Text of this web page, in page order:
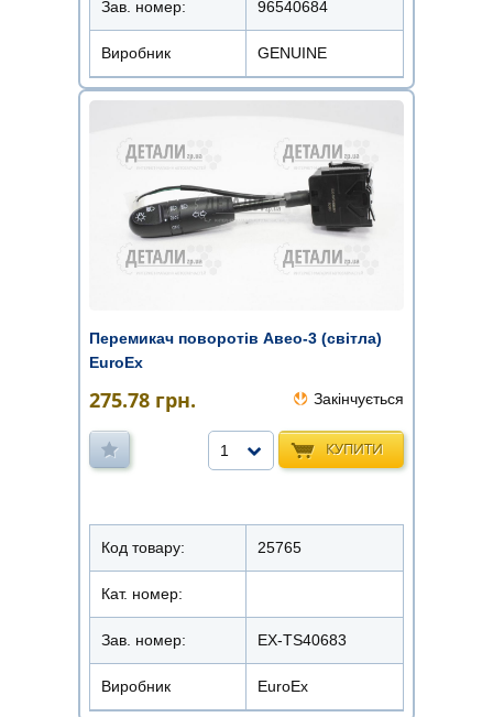
Зав. номер: 96540684
Виробник GENUINE
Перемикач поворотів Авео-3 (світла)
EuroEx
275.78 грн. Закінчується
КУПИТИ
1
Код товару: 25765
Кат. номер:
Зав. номер: ЕХ-ТS40683
Виробник EuroEx